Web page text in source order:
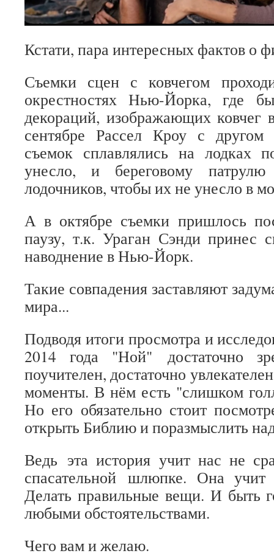
Кстати, пара интересных фактов о
Съемки сцен с ковчегом
окрестностях Нью-Йорка, где
декораций, изображающих
сентябре Рассел Кроу с
съемок сплавлялись на лодках
унесло, и береговому
лодочников, чтобы их не унесло в
А в октябре съемки пришлось
паузу, т.к. Ураган Сэнди принес
наводнение в Нью-Йорк.
Такие совпадения заставляют
мира...
Подводя итоги просмотра и
2014 года "Ной" достаточно
поучителен, достаточно
моменты. В нём есть "слишком
Но его обязательно стоит
открыть Библию и поразмыслить
Ведь эта история учит нас не
спасательной шлюпке. Она
Делать правильные вещи. И быть
любыми обстоятельствами.
Чего вам и желаю.